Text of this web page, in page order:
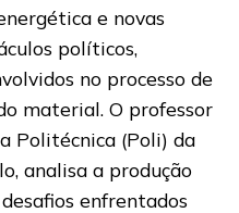
e novas
políticos,
no processo de
material. O professor
Politécnica (Poli) da
analisa a produção
enfrentados